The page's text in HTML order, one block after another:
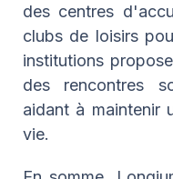
des centres
clubs de loisirs
institutions
des rencontres
aidant à maintenir
vie.